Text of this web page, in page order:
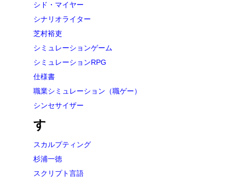
シド・マイヤー
シナリオライター
芝村裕吏
シミュレーションゲーム
シミュレーションRPG
仕様書
職業シミュレーション（職ゲー）
シンセサイザー
す
スカルプティング
杉浦一徳
スクリプト言語